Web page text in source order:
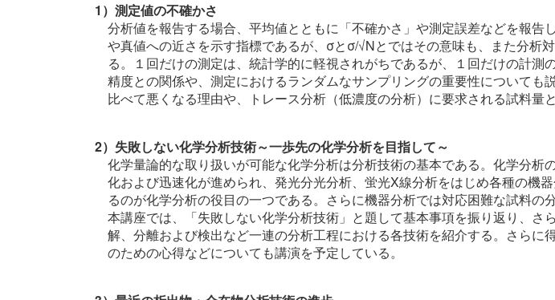
1）測定値の不確かさ
分析値を報告する場合、平均値とともに「不確かさ」や測定誤差などを報
や真値への近さを示す指標であるが、σとσ/√Nとではその意味も、また分析
る。１回だけの測定は、統計学的に軽視されがちであるが、１回だけの計
精度との関係や、測定におけるランダムなサンプリングの重要性について
比べて悪くなる理由や、トレース分析（低濃度の分析）に要求される試料量
2）失敗しない化学分析技術～一歩先の化学分析を目指して～
化学量論的な取り扱いが可能な化学分析は分析技術の基本である。化学分
化および迅速化が進められ、発光分光分析、蛍光X線分析をはじめ各種の機
るのが化学分析の役目の一つである。さらに機器分析では対応困難な試料の
本講座では、「失敗しない化学分析技術」と題して基本事項を振り返り、
解、分離および検出など一連の分析工程における各技術を紹介する。さら
のための心得などについても講演を予定している。